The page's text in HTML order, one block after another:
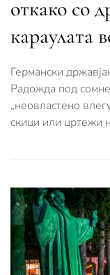
откако со
караулата
Германски
Радожда под
„неовластено
скици или цртежи